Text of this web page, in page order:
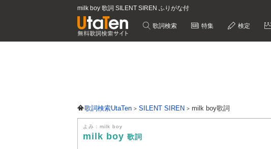
milk boy 歌詞 SILENT SIREN ふりがな付
歌詞検索 特集 検定
歌詞検索UtaTen SILENT SIREN milk boy歌詞
よみ：milk boy
milk boy 歌詞